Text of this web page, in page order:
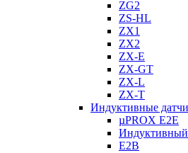
ZG2
ZS-HL
ZX1
ZX2
ZX-E
ZX-GT
ZX-L
ZX-T
Индуктивные
µPROX E2E
Индуктивный
E2B